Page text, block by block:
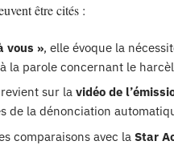
être cités :
vous », elle évoque la
la parole concernant le
sur la vidéo de
de la dénonciation
comparaisons avec la Star